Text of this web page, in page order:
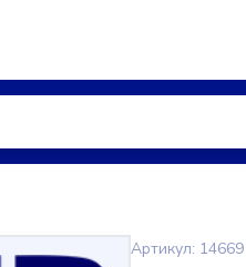
Артикул: 14669